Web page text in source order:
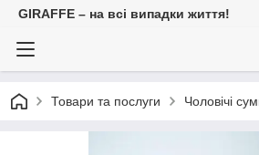
GIRAFFE – на всі випадки життя!
Товари та послуги Чоловічі